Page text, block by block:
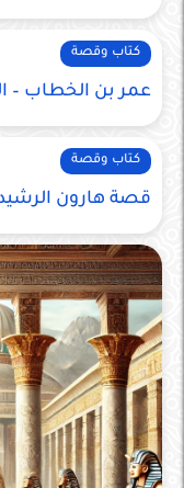
كتاب وقصة
عمر بن الخطاب –
كتاب وقصة
قصة هارون